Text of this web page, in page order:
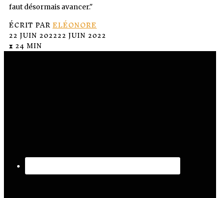
faut désormais avancer."
ÉCRIT PARELÉONORE
22 JUIN 202222 JUIN 2022
⧗ 24 MIN